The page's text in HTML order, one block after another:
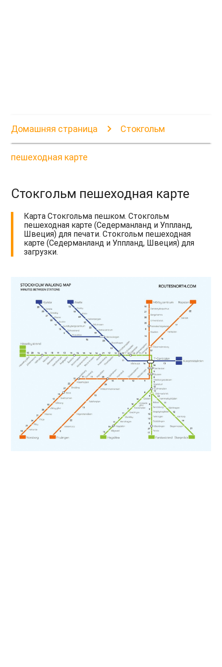
Домашняя страница Стокгольм
пешеходная карте
Стокгольм пешеходная карте
Карта Стокгольма пешком. Стокгольм
пешеходная карте (Седерманланд и Уппланд,
Швеция) для печати. Стокгольм пешеходная
карте (Седерманланд и Уппланд, Швеция) для
загрузки.